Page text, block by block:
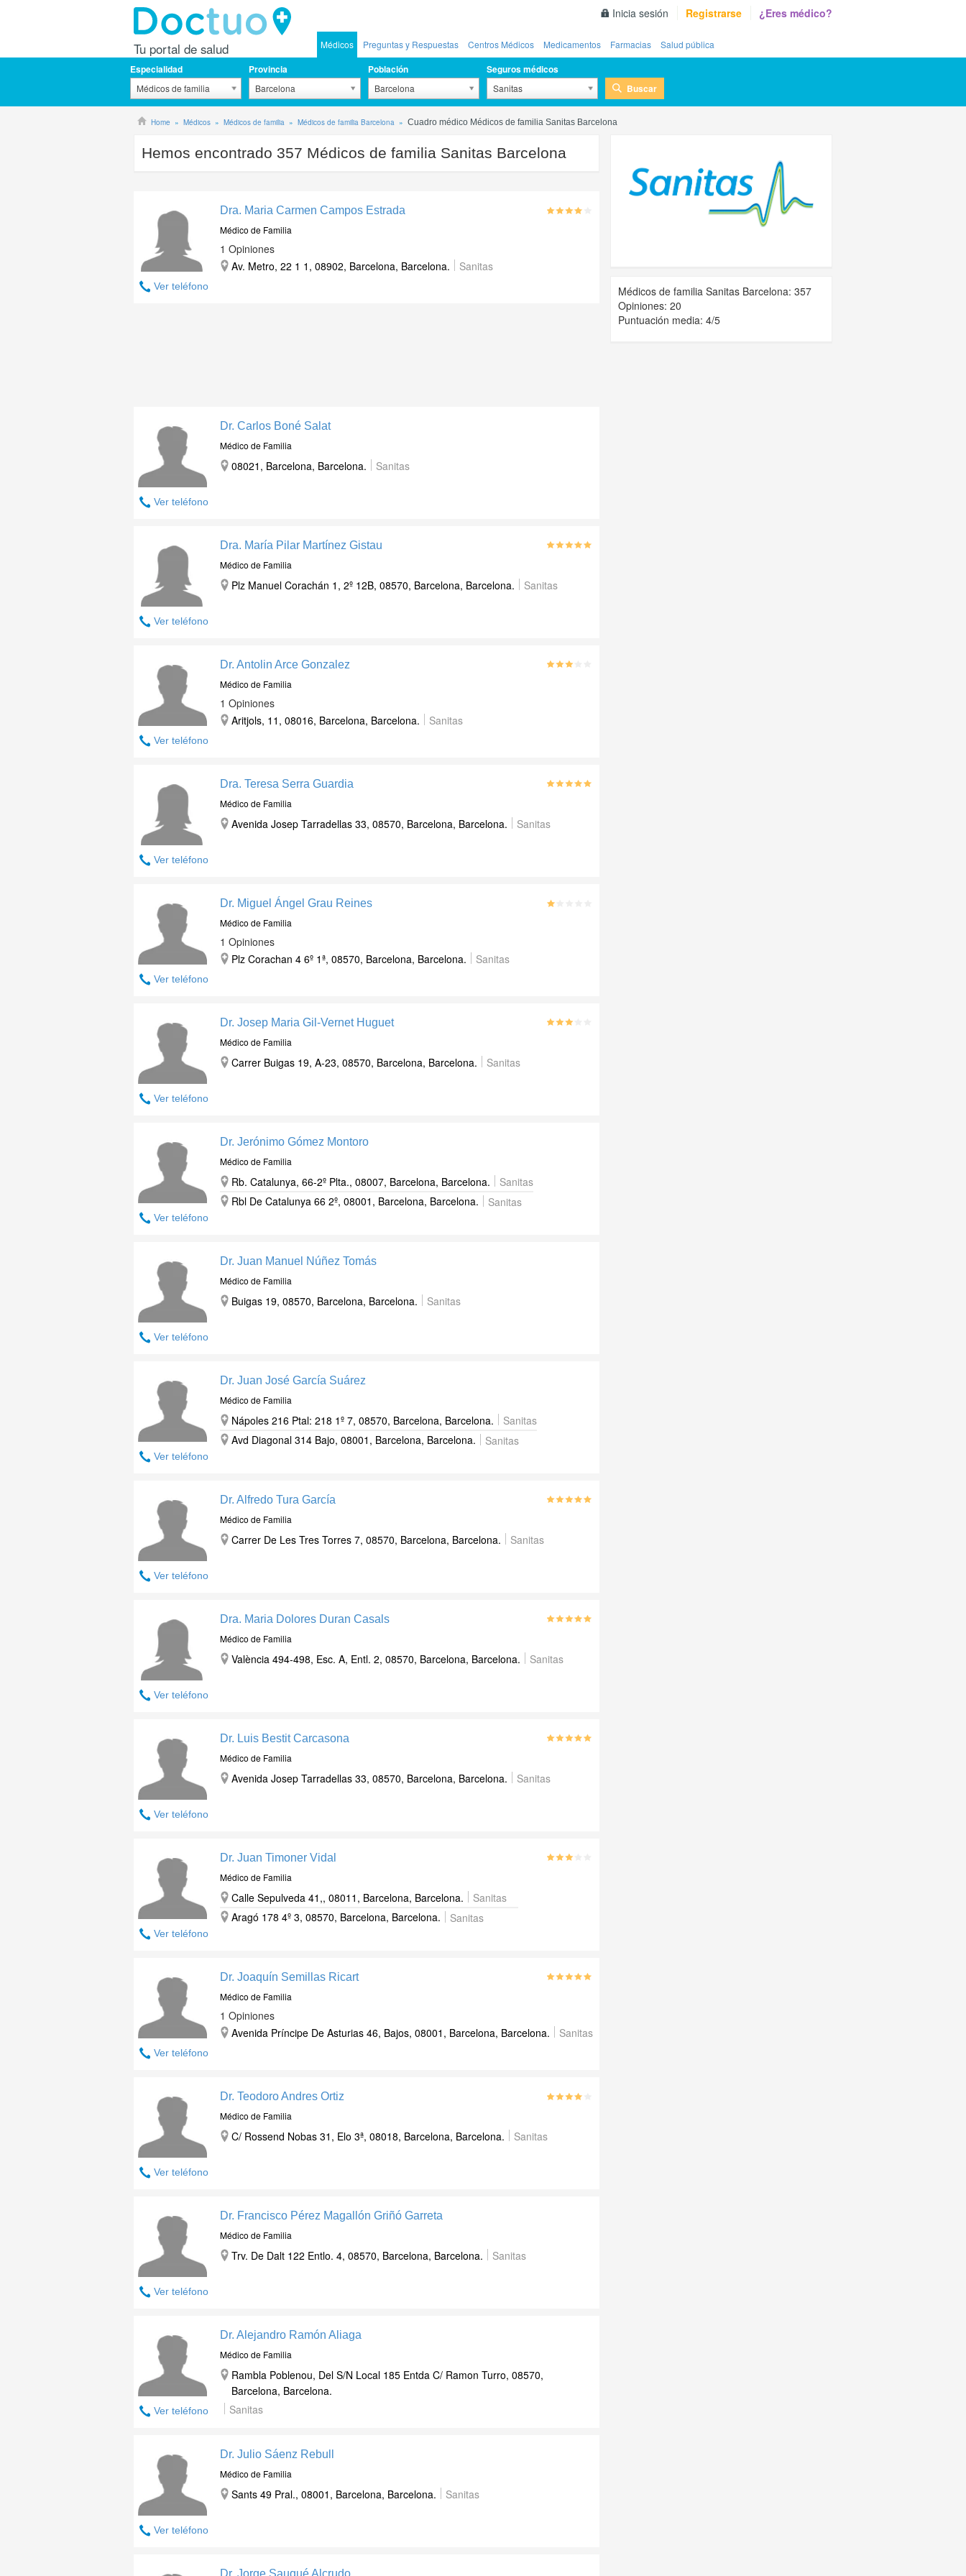
Tu portal de salud
Inicia sesión Registrarse ¿Eres médico?
Médicos Preguntas y Respuestas Centros Médicos Medicamentos Farmacias Salud pública
Especialidad
Médicos de familia
Provincia
Barcelona
Población
Barcelona
Seguros médicos
Sanitas Buscar
Home Médicos Médicos de familia Médicos de familia Barcelona Cuadro médico Médicos de familia Sanitas Barcelona
Hemos encontrado 357 Médicos de familia Sanitas Barcelona
Ver teléfono
Dra. Maria Carmen Campos Estrada
Médico de Familia
1 Opiniones
Av. Metro, 22 1 1, 08902, Barcelona, Barcelona.
Sanitas
Ver teléfono
Dr. Carlos Boné Salat
Médico de Familia
08021, Barcelona, Barcelona. Sanitas
Ver teléfono
Dra. María Pilar Martínez Gistau
Médico de Familia
Plz Manuel Corachán 1, 2º 12B, 08570, Barcelona, Barcelona. Sanitas
Ver teléfono
Dr. Antolin Arce Gonzalez
Médico de Familia
1 Opiniones
Aritjols, 11, 08016, Barcelona, Barcelona.
Sanitas
Ver teléfono
Dra. Teresa Serra Guardia
Médico de Familia
Avenida Josep Tarradellas 33, 08570, Barcelona, Barcelona. Sanitas
Ver teléfono
Dr. Miguel Ángel Grau Reines
Médico de Familia
1 Opiniones
Plz Corachan 4 6º 1ª, 08570, Barcelona, Barcelona.
Sanitas
Ver teléfono
Dr. Josep Maria Gil-Vernet Huguet
Médico de Familia
Carrer Buigas 19, A-23, 08570, Barcelona, Barcelona. Sanitas
Ver teléfono
Dr. Jerónimo Gómez Montoro
Médico de Familia
Rb. Catalunya, 66-2º Plta., 08007, Barcelona, Barcelona.
Sanitas
Rbl De Catalunya 66 2º, 08001, Barcelona, Barcelona.
Sanitas
Ver teléfono
Dr. Juan Manuel Núñez Tomás
Médico de Familia
Buigas 19, 08570, Barcelona, Barcelona. Sanitas
Ver teléfono
Dr. Juan José García Suárez
Médico de Familia
Nápoles 216 Ptal: 218 1º 7, 08570, Barcelona, Barcelona.
Sanitas
Avd Diagonal 314 Bajo, 08001, Barcelona, Barcelona.
Sanitas
Ver teléfono
Dr. Alfredo Tura García
Médico de Familia
Carrer De Les Tres Torres 7, 08570, Barcelona, Barcelona. Sanitas
Ver teléfono
Dra. Maria Dolores Duran Casals
Médico de Familia
València 494-498, Esc. A, Entl. 2, 08570, Barcelona, Barcelona. Sanitas
Ver teléfono
Dr. Luis Bestit Carcasona
Médico de Familia
Avenida Josep Tarradellas 33, 08570, Barcelona, Barcelona. Sanitas
Ver teléfono
Dr. Juan Timoner Vidal
Médico de Familia
Calle Sepulveda 41,, 08011, Barcelona, Barcelona.
Sanitas
Aragó 178 4º 3, 08570, Barcelona, Barcelona.
Sanitas
Ver teléfono
Dr. Joaquín Semillas Ricart
Médico de Familia
1 Opiniones
Avenida Príncipe De Asturias 46, Bajos, 08001, Barcelona, Barcelona.
Sanitas
Ver teléfono
Dr. Teodoro Andres Ortiz
Médico de Familia
C/ Rossend Nobas 31, Elo 3ª, 08018, Barcelona, Barcelona. Sanitas
Ver teléfono
Dr. Francisco Pérez Magallón Griñó Garreta
Médico de Familia
Trv. De Dalt 122 Entlo. 4, 08570, Barcelona, Barcelona. Sanitas
Ver teléfono
Dr. Alejandro Ramón Aliaga
Médico de Familia
Rambla Poblenou, Del S/N Local 185 Entda C/ Ramon Turro, 08570,
Barcelona, Barcelona.
Sanitas
Ver teléfono
Dr. Julio Sáenz Rebull
Médico de Familia
Sants 49 Pral., 08001, Barcelona, Barcelona. Sanitas
Dr. Jorge Sauqué Alcrudo
Médicos de familia Sanitas Barcelona: 357
Opiniones: 20
Puntuación media: 4/5